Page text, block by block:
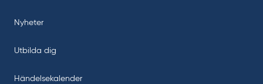
Nyheter
Utbilda dig
Händelsekalender